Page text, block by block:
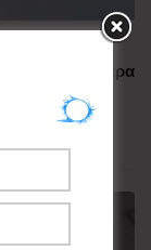
με περισσότερα